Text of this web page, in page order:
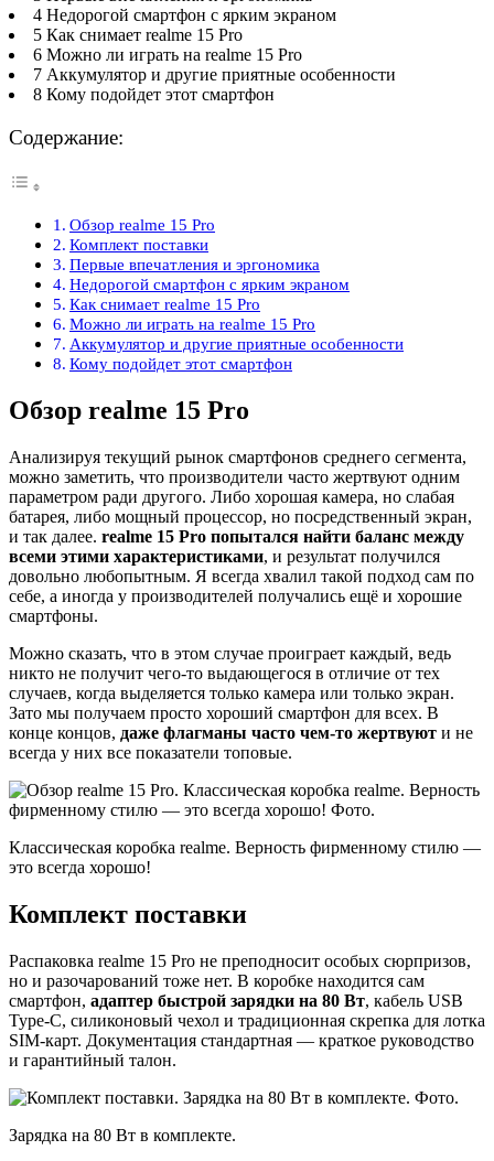
4 Недорогой смартфон с ярким экраном
5 Как снимает realme 15 Pro
6 Можно ли играть на realme 15 Pro
7 Аккумулятор и другие приятные особенности
8 Кому подойдет этот смартфон
Содержание:
Обзор realme 15 Pro
Комплект поставки
Первые впечатления и эргономика
Недорогой смартфон с ярким экраном
Как снимает realme 15 Pro
Можно ли играть на realme 15 Pro
Аккумулятор и другие приятные особенности
Кому подойдет этот смартфон
Обзор realme 15 Pro
Анализируя текущий рынок смартфонов среднего сегмента,
можно заметить, что производители часто жертвуют одним
параметром ради другого. Либо хорошая камера, но слабая
батарея, либо мощный процессор, но посредственный экран,
и так далее. realme 15 Pro попытался найти баланс между
всеми этими характеристиками, и результат получился
довольно любопытным. Я всегда хвалил такой подход сам по
себе, а иногда у производителей получались ещё и хорошие
смартфоны.
Можно сказать, что в этом случае проиграет каждый, ведь
никто не получит чего-то выдающегося в отличие от тех
случаев, когда выделяется только камера или только экран.
Зато мы получаем просто хороший смартфон для всех. В
конце концов, даже флагманы часто чем-то жертвуют и не
всегда у них все показатели топовые.
Классическая коробка realme. Верность фирменному стилю —
это всегда хорошо!
Комплект поставки
Распаковка realme 15 Pro не преподносит особых сюрпризов,
но и разочарований тоже нет. В коробке находится сам
смартфон, адаптер быстрой зарядки на 80 Вт, кабель USB
Type-C, силиконовый чехол и традиционная скрепка для лотка
SIM-карт. Документация стандартная — краткое руководство
и гарантийный талон.
Зарядка на 80 Вт в комплекте.